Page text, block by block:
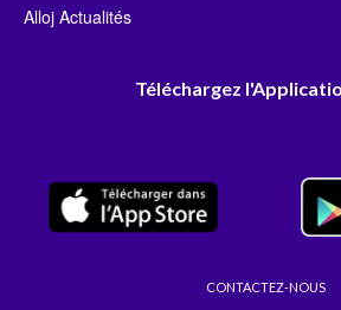
Alloj Actualités
Téléchargez
CONTACTEZ-NOUS